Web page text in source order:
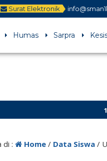
Surat Elektronik
Humas Sarpra
1
di : Home / Data Siswa /